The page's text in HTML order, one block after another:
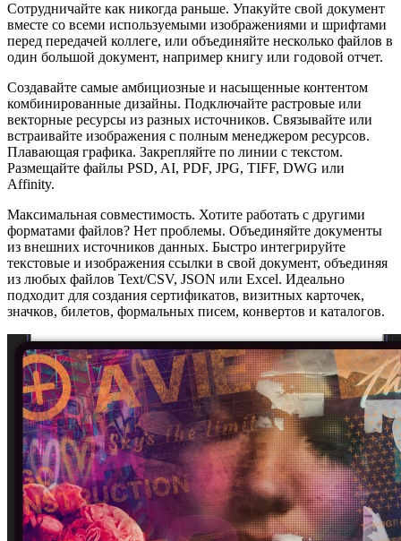
Сотрудничайте как никогда раньше. Упакуйте свой документ
вместе со всеми используемыми изображениями и шрифтами
перед передачей коллеге, или объединяйте несколько файлов в
один большой документ, например книгу или годовой отчет.
Создавайте самые амбициозные и насыщенные контентом
комбинированные дизайны. Подключайте растровые или
векторные ресурсы из разных источников. Связывайте или
встраивайте изображения с полным менеджером ресурсов.
Плавающая графика. Закрепляйте по линии с текстом.
Размещайте файлы PSD, AI, PDF, JPG, TIFF, DWG или
Affinity.
Максимальная совместимость. Хотите работать с другими
форматами файлов? Нет проблемы. Объединяйте документы
из внешних источников данных. Быстро интегрируйте
текстовые и изображения ссылки в свой документ, объединяя
из любых файлов Text/CSV, JSON или Excel. Идеально
подходит для создания сертификатов, визитных карточек,
значков, билетов, формальных писем, конвертов и каталогов.